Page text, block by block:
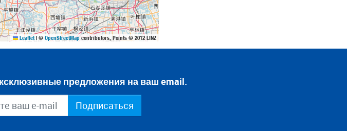
Leaflet | © OpenStreetMapcontributors, Points © 2012 LINZ
предложения на ваш email.
Подписаться